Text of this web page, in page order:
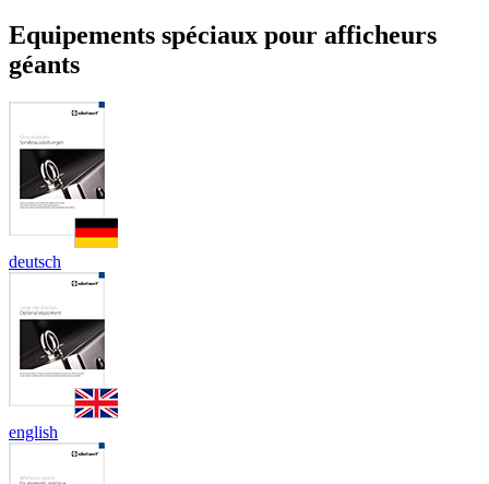
Equipements spéciaux pour afficheurs
géants
deutsch
english